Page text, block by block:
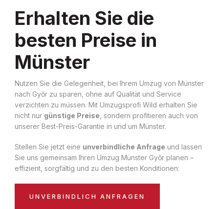
Erhalten Sie die
besten Preise in
Münster
Nutzen Sie die Gelegenheit, bei Ihrem Umzug von Münster
nach Győr zu sparen, ohne auf Qualität und Service
verzichten zu müssen. Mit Umzugsprofi Wild erhalten Sie
nicht nur günstige Preise , sondern profitieren auch von
unserer Best-Preis-Garantie in und um Münster.
Stellen Sie jetzt eine unverbindliche Anfrage und lassen
Sie uns gemeinsam Ihren Umzug Münster Győr planen –
effizient, sorgfältig und zu den besten Konditionen:
UNVERBINDLICH ANFRAGEN